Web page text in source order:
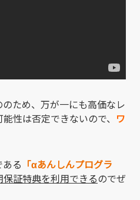
ため、万が一にも高価なレ
性は否定できないので、 ワ
る 「αあんしんプログラ
証特典を利用できるのでぜ